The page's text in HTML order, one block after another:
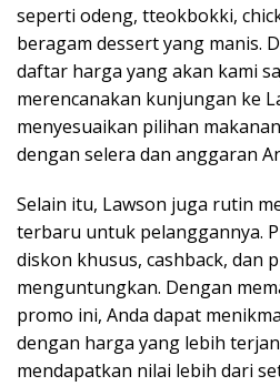
seperti odeng, tteokbokki,
beragam dessert yang manis.
daftar harga yang akan kami
merencanakan kunjungan ke
menyesuaikan pilihan
dengan selera dan anggaran
Selain itu, Lawson juga rutin
terbaru untuk pelanggannya.
diskon khusus, cashback, dan
menguntungkan. Dengan
promo ini, Anda dapat
dengan harga yang lebih
mendapatkan nilai lebih dari